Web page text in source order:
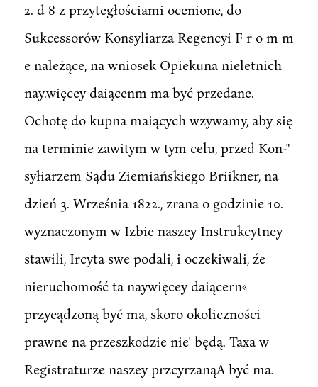
2. d 8 z przytegłościami ocenione, do
Sukcessorów Konsyliarza Regencyi F r o m m
e należące, na wniosek Opiekuna nieletnich
nay.więcey daiącenm ma być przedane.
Ochotę do kupna maiących wzywamy, aby się
na terminie zawitym w tym celu, przed Kon-"
syłiarzem Sądu Ziemiańskiego Briikner, na
dzień 3. Września 1822., zrana o godzinie 10.
wyznaczonym w Izbie naszey Instrukcytney
stawili, Ircyta swe podali, i oczekiwali, źe
nieruchomość ta naywięcey daiącern«
przyeądzoną być ma, skoro okoliczności
prawne na przeszkodzie nie' będą. Taxa w
Registraturze naszey przcyrzanąA być ma.